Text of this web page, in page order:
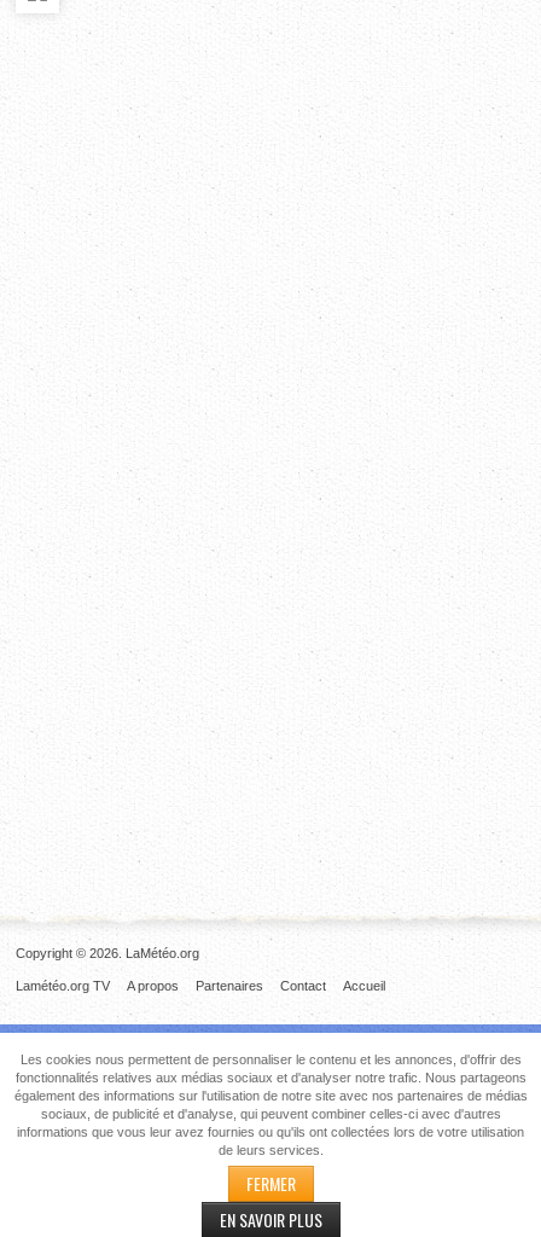
Copyright © 2026. LaMétéo.org
Accueil
Contact
Partenaires
A propos
Lamétéo.org TV
Les cookies nous permettent de personnaliser le contenu et les annonces, d'offrir des
fonctionnalités relatives aux médias sociaux et d'analyser notre trafic. Nous partageons
également des informations sur l'utilisation de notre site avec nos partenaires de médias
sociaux, de publicité et d'analyse, qui peuvent combiner celles-ci avec d'autres
informations que vous leur avez fournies ou qu'ils ont collectées lors de votre utilisation
de leurs services.
FERMER
EN SAVOIR PLUS